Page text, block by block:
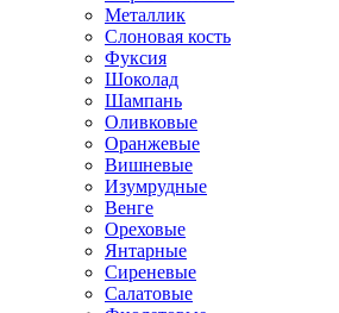
Металлик
Слоновая кость
Фуксия
Шоколад
Шампань
Оливковые
Оранжевые
Вишневые
Изумрудные
Венге
Ореховые
Янтарные
Сиреневые
Салатовые